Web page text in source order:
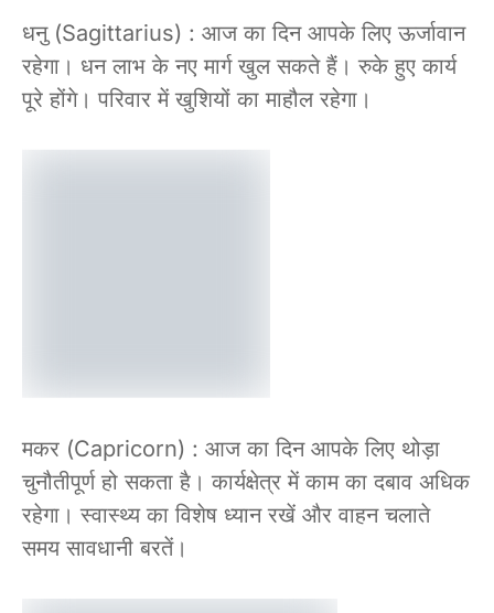
धनु (Sagittarius) : आज का दिन आपके लिए ऊर्जावान
रहेगा। धन लाभ के नए मार्ग खुल सकते हैं। रुके हुए कार्य
पूरे होंगे। परिवार में खुशियों का माहौल रहेगा।
मकर (Capricorn) : आज का दिन आपके लिए थोड़ा
चुनौतीपूर्ण हो सकता है। कार्यक्षेत्र में काम का दबाव अधिक
रहेगा। स्वास्थ्य का विशेष ध्यान रखें और वाहन चलाते
समय सावधानी बरतें।